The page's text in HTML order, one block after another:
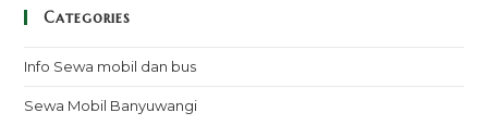
Categories
Info Sewa mobil dan bus
Sewa Mobil Banyuwangi